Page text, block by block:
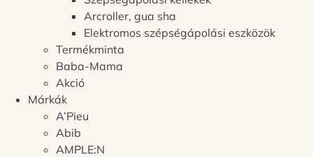
Arcroller, gua sha
Elektromos szépségápolási eszközök
Termékminta
Baba-Mama
Akció
Márkák
A’Pieu
Abib
AMPLE:N